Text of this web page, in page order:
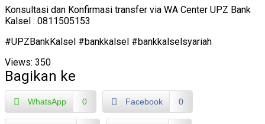
Konsultasi dan Konfirmasi transfer via WA Center UPZ Bank
Kalsel : 0811505153
#UPZBankKalsel #bankkalsel #bankkalselsyariah
Views: 350
Bagikan ke
WhatsApp 0 Facebook 0